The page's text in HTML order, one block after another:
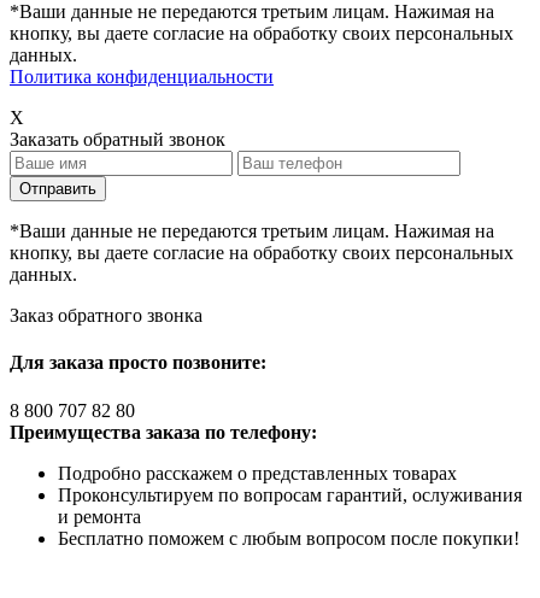
*Ваши данные не передаются третьим лицам. Нажимая на
кнопку, вы даете согласие на обработку своих персональных
данных.
Политика конфиденциальности
X
Заказать обратный звонок
*Ваши данные не передаются третьим лицам. Нажимая на
кнопку, вы даете согласие на обработку своих персональных
данных.
Заказ обратного звонка
Для заказа просто позвоните:
8 800 707 82 80
Преимущества заказа по телефону:
Подробно расскажем о представленных товарах
Проконсультируем по вопросам гарантий, ослуживания
и ремонта
Бесплатно поможем с любым вопросом после покупки!